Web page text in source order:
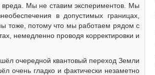
Мы не ставим экспериментов. Мы
в допустимых границах,
тоже, потому что мы работаем рядом с
немедленно проводя корректировки и
очередной квантовый переход Земли
очень гладко и фактически незаметно